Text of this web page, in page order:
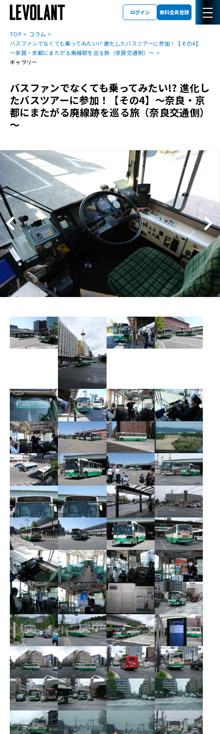
ログイン 無料会員登録
TOP
コラム
バスファンでなくても乗ってみたい!? 進化したバスツアーに参加！【その4】
～奈良・京都にまたがる廃線跡を巡る旅（奈良交通側）～
ギャラリー
バスファンでなくても乗ってみたい!? 進化し
たバスツアーに参加！【その4】～奈良・京
都にまたがる廃線跡を巡る旅（奈良交通側）
～